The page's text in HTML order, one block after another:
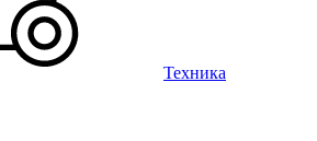
Техника